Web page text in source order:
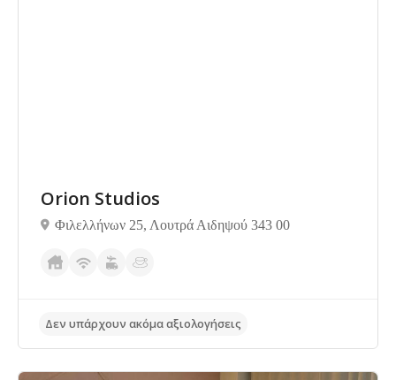
Orion Studios
Φιλελλήνων 25, Λουτρά Αιδηψού 343 00